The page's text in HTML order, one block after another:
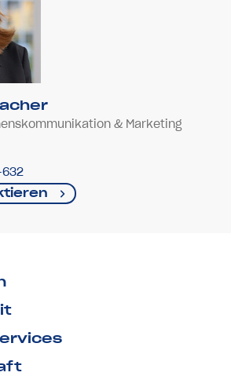
& Marketing
632